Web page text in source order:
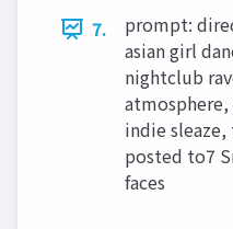
7.
prompt:
asian girl
nightclub
indie
posted to7
faces